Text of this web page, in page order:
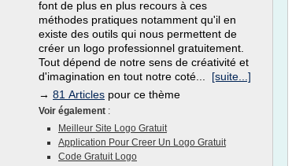
font de plus en plus recours à ces
méthodes pratiques notamment qu'il en
existe des outils qui nous permettent de
créer un logo professionnel gratuitement.
Tout dépend de notre sens de créativité et
d'imagination en tout notre coté... [suite...]
→ 81 Articles pour ce thème
Voir également :
Meilleur Site Logo Gratuit
Application Pour Creer Un Logo Gratuit
Code Gratuit Logo